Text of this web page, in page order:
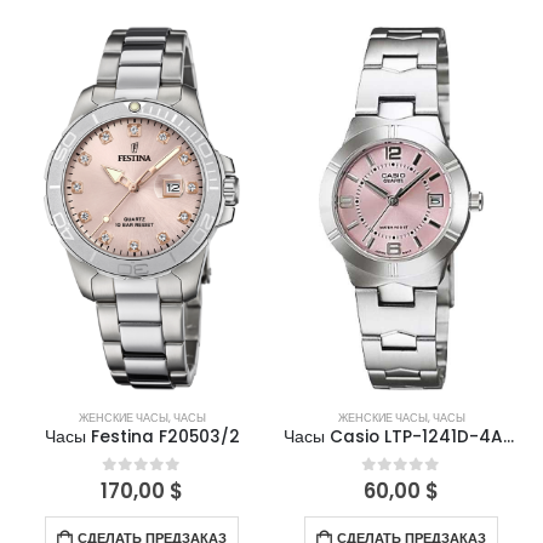
ЖЕНСКИЕ ЧАСЫ,ЧАСЫ
Часы Festina F20503/2
0out of 5
170,00 $
СДЕЛАТЬ ПРЕДЗАКАЗ
ЖЕНСКИЕ ЧАСЫ,ЧАСЫ
Часы Casio LTP-1241D-4ADF
0out of 5
60,00 $
СДЕЛАТЬ ПРЕДЗАКАЗ